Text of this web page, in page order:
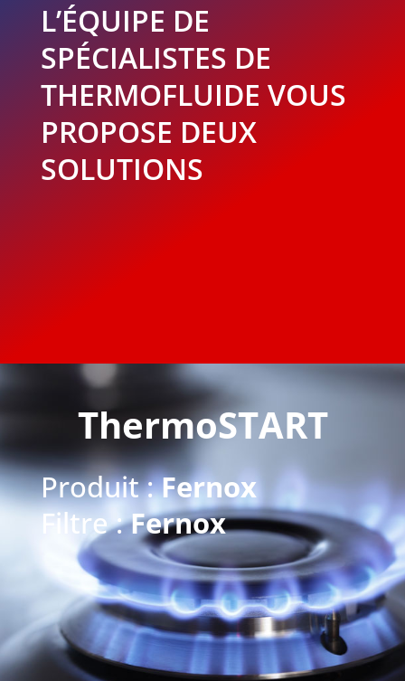
L’ÉQUIPE DE
SPÉCIALISTES DE
THERMOFLUIDE VOUS
PROPOSE DEUX
SOLUTIONS
ThermoSTART
Produit :Fernox
Filtre :Fernox